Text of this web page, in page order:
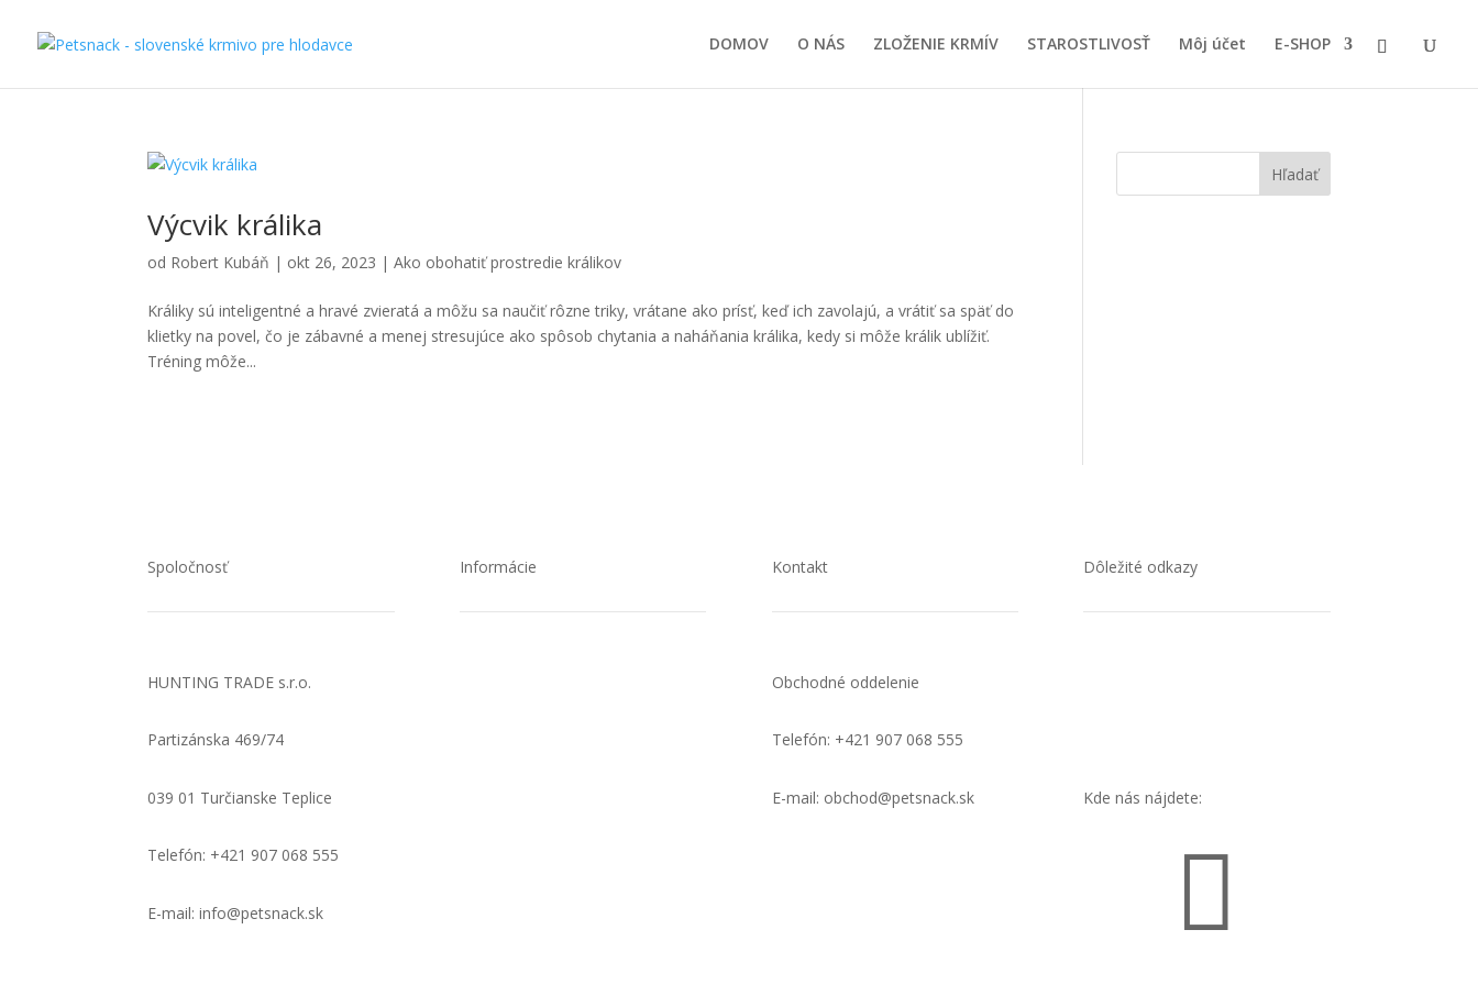
DOMOV O NÁS ZLOŽENIE KRMÍV STAROSTLIVOSŤ Môj účet E-SHOP
Výcvik králika
od Robert Kubáň | okt 26, 2023 |Ako obohatiť prostredie králikov
Králiky sú inteligentné a hravé zvieratá a môžu sa naučiť rôzne triky, vrátane ako prísť, keď ich zavolajú, a vrátiť sa späť do
klietky na povel, čo je zábavné a menej stresujúce ako spôsob chytania a naháňania králika, kedy si môže králik ublížiť.
Tréning môže...
Hľadať
Spoločnosť
HUNTING TRADE s.r.o.
Partizánska 469/74
039 01 Turčianske Teplice
Telefón: +421 907 068 555
E-mail: info@petsnack.sk
Informácie Kontakt
Obchodné oddelenie
Telefón: +421 907 068 555
E-mail: obchod@petsnack.sk
Dôležité odkazy
Kde nás nájdete:
